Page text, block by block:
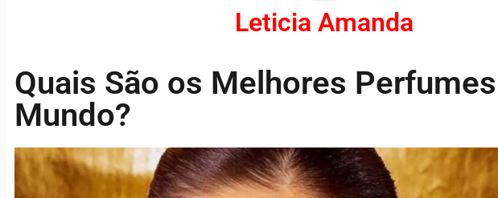
Leticia Amanda
Quais São os Melhores
Mundo?